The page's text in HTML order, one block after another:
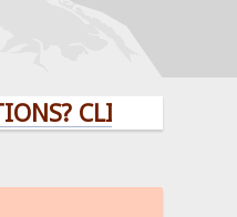
CLICK HERE!